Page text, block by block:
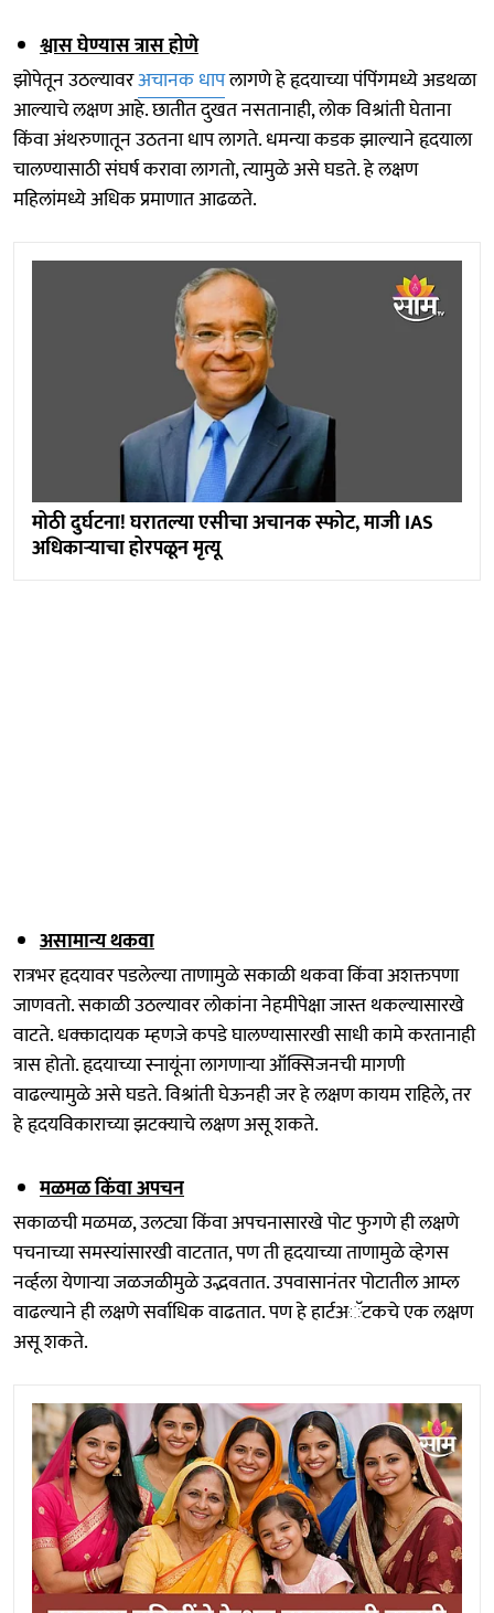
श्वास घेण्यास त्रास होणे
झोपेतून उठल्यावरअचानक धापलागणे हे हृदयाच्या पंपिंगमध्ये अडथळा
आल्याचे लक्षण आहे. छातीत दुखत नसतानाही, लोक विश्रांती घेताना
किंवा अंथरुणातून उठतना धाप लागते. धमन्या कडक झाल्याने हृदयाला
चालण्यासाठी संघर्ष करावा लागतो, त्यामुळे असे घडते. हे लक्षण
महिलांमध्ये अधिक प्रमाणात आढळते.
मोठी दुर्घटना! घरातल्या एसीचा अचानक स्फोट, माजी IAS
अधिकाऱ्याचा होरपळून मृत्यू
असामान्य थकवा
रात्रभर हृदयावर पडलेल्या ताणामुळे सकाळी थकवा किंवा अशक्तपणा
जाणवतो. सकाळी उठल्यावर लोकांना नेहमीपेक्षा जास्त थकल्यासारखे
वाटते. धक्कादायक म्हणजे कपडे घालण्यासारखी साधी कामे करतानाही
त्रास होतो. हृदयाच्या स्नायूंना लागणाऱ्या ऑक्सिजनची मागणी
वाढल्यामुळे असे घडते. विश्रांती घेऊनही जर हे लक्षण कायम राहिले, तर
हे हृदयविकाराच्या झटक्याचे लक्षण असू शकते.
मळमळ किंवा अपचन
सकाळची मळमळ, उलट्या किंवा अपचनासारखे पोट फुगणे ही लक्षणे
पचनाच्या समस्यांसारखी वाटतात, पण ती हृदयाच्या ताणामुळे व्हेगस
नर्व्हला येणाऱ्या जळजळीमुळे उद्भवतात. उपवासानंतर पोटातील आम्ल
वाढल्याने ही लक्षणे सर्वाधिक वाढतात. पण हे हार्टअॅटकचे एक लक्षण
असू शकते.